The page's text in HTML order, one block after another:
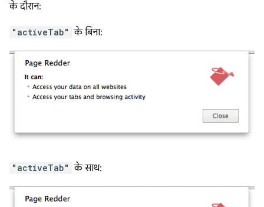
के दौरान:
"activeTab" के बिना:
"activeTab" के साथ: